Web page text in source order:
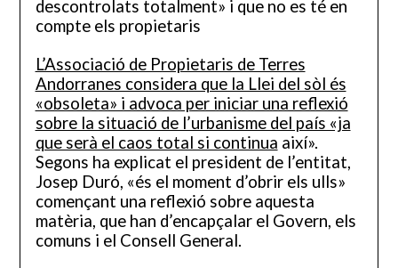
descontrolats totalment» i que no es té en
compte els propietaris
L’Associació de Propietaris de Terres
Andorranes considera que la Llei del sòl és
«obsoleta» i advoca per iniciar una reflexió
sobre la situació de l’urbanisme del país «ja
que serà el caos total si continua així».
Segons ha explicat el president de l’entitat,
Josep Duró, «és el moment d’obrir els ulls»
començant una reflexió sobre aquesta
matèria, que han d’encapçalar el Govern, els
comuns i el Consell General.